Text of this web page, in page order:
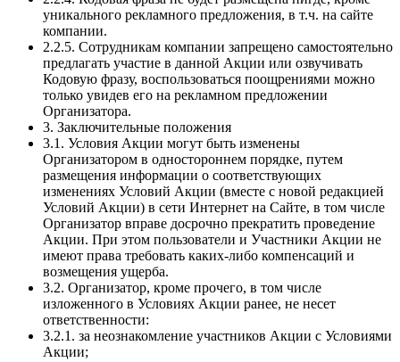
уникального рекламного предложения, в т.ч. на сайте
компании.
2.2.5. Сотрудникам компании запрещено самостоятельно
предлагать участие в данной Акции или озвучивать
Кодовую фразу, воспользоваться поощрениями можно
только увидев его на рекламном предложении
Организатора.
3. Заключительные положения
3.1. Условия Акции могут быть изменены
Организатором в одностороннем порядке, путем
размещения информации о соответствующих
изменениях Условий Акции (вместе с новой редакцией
Условий Акции) в сети Интернет на Сайте, в том числе
Организатор вправе досрочно прекратить проведение
Акции. При этом пользователи и Участники Акции не
имеют права требовать каких-либо компенсаций и
возмещения ущерба.
3.2. Организатор, кроме прочего, в том числе
изложенного в Условиях Акции ранее, не несет
ответственности:
3.2.1. за неознакомление участников Акции с Условиями
Акции;